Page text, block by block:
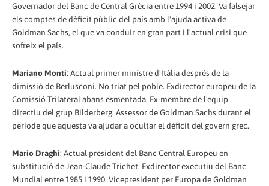
Governador del Banc de Central Grècia entre 1994 i 2002. Va falsejar
els comptes de dèficit públic del país amb l'ajuda activa de
Goldman Sachs, el que va conduir en gran part i l'actual crisi que
sofreix el país.
Mariano Monti: Actual primer ministre d'Itàlia després de la
dimissió de Berlusconi. No triat pel poble. Exdirector europeu de la
Comissió Trilateral abans esmentada. Ex-membre de l'equip
directiu del grup Bilderberg. Assessor de Goldman Sachs durant el
període que aquesta va ajudar a ocultar el dèficit del govern grec.
Mario Draghi: Actual president del Banc Central Europeu en
substitució de Jean-Claude Trichet. Exdirector executiu del Banc
Mundial entre 1985 i 1990. Vicepresident per Europa de Goldman